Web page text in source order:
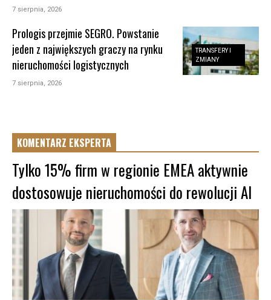
7 sierpnia, 2026
TRANSFERY I
ZMIANY
Prologis przejmie SEGRO. Powstanie
jeden z największych graczy na rynku
nieruchomości logistycznych
7 sierpnia, 2026
KOMENTARZ EKSPERTA
Tylko 15% firm w regionie EMEA aktywnie
dostosowuje nieruchomości do rewolucji AI